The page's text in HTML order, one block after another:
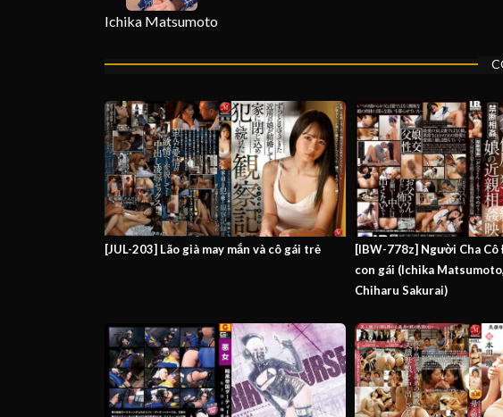
Ichika Matsumoto
[JUL-203] Lão già may mắn và cô gái trẻ
[IBW-778z] Người Cha Cô
con gái (Ichika
Chiharu Sakurai)